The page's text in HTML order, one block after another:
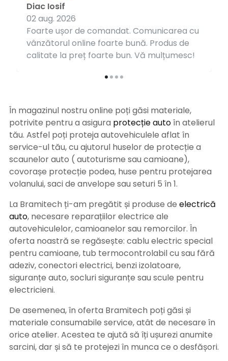
Foarte ușor de comandat. Comunicarea cu
vânzătorul online foarte bună. Produs de
calitate la preț foarte bun. Vă mulțumesc!
Diac Iosif
02 aug. 2026
În magazinul nostru online poți găsi materiale,
potrivite pentru a asigura protecție autoîn atelierul
tău. Astfel poți proteja autovehiculele aflat în
service-ul tău, cu ajutorul huselor de protecție a
scaunelor auto ( autoturisme sau camioane),
covorașe protecție podea, huse pentru protejarea
volanului, saci de anvelope sau seturi 5 în 1.
La Bramitech ți-am pregătit și produse de electrică
auto, necesare reparațiilor electrice ale
autovehiculelor, camioanelor sau remorcilor. În
oferta noastră se regăsește: cablu electric special
pentru camioane, tub termocontrolabil cu sau fără
adeziv, conectori electrici, benzi izolatoare,
siguranțe auto, socluri siguranțe sau scule pentru
electricieni.
De asemenea, în oferta Bramitech poți găsi și
materiale consumabile service, atât de necesare în
orice atelier. Acestea te ajută să îți ușurezi anumite
sarcini, dar și să te protejezi în munca ce o desfășori.